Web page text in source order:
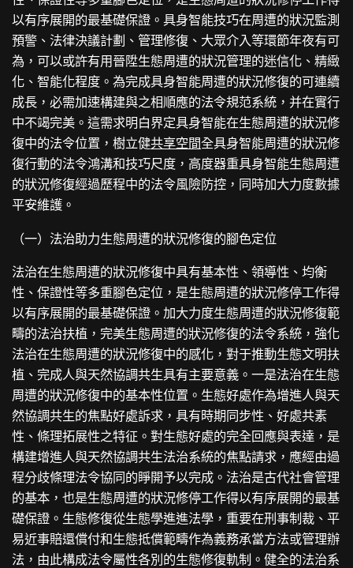
以有序展開的最基礎保證。具身智能技巧在周遭的狀況監測
預警、法律決議計劃、管理修復、大眾介入等環節年夜有可
為，可以或許有用晉陞生態周遭的狀況管理的迷信化、精緻
化、智能化程度。為完成具身智能周遭的狀況修復的可連續
成長，必需加速構建與之相順應的法令規范系統，并在實行
中不竭完美。這需求明白界定具身智能在生態周遭的狀況修
復中的法令位置，樹立健共享空間全具身智能周遭的狀況修
復行動的法令鴻溝和技巧尺度，高度器重具身智能生態周遭
的狀況修復經過歷程中的法令風險防控，同時加大力度數據
平安維護。
（一）法治助力生態周遭的狀況修復的腳色定位
法治在生態周遭的狀況修復中具有基本性、領導性、均衡
性、保證性等多重腳色定位，是生態周遭的狀況修停工作得
以有序展開的最基礎保證。加大力度生態周遭的狀況修復範
疇的法治扶植，完美生態周遭的狀況修復的法令系統，強化
法治在生態周遭的狀況修復中的感化，對于推動生態文明扶
植、完成人與天然協調共生具有主要意義。一是法治在生態
周遭的狀況修復中的基本性位置。生態好處作為增進人與天
然協調共生的焦點好處訴求，具有時期同步性、好處共素
性、條理拓展性之特征。對生態好處的完全回應與表達，是
構建增進人與天然協調共生法治系統的焦點請求，應經由過
程分歧條理法令協同的睜開予以完成。法治是古代社會管理
的基本，也是生態周遭的狀況修停工作得以有序展開的最基
礎保證。生態修復從生態學進進法學，重要在刑事制裁、平
易近事賠還償付和生態抵償範疇作為義務承當方法或管理辦
法，由此構成法令屬性各別的生態修復軌制。健全的法治系